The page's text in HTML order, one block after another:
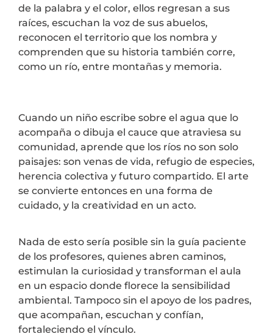
de la palabra y el color, ellos regresan a sus
raíces, escuchan la voz de sus abuelos,
reconocen el territorio que los nombra y
comprenden que su historia también corre,
como un río, entre montañas y memoria.
Cuando un niño escribe sobre el agua que lo
acompaña o dibuja el cauce que atraviesa su
comunidad, aprende que los ríos no son solo
paisajes: son venas de vida, refugio de especies,
herencia colectiva y futuro compartido. El arte
se convierte entonces en una forma de
cuidado, y la creatividad en un acto.
Nada de esto sería posible sin la guía paciente
de los profesores, quienes abren caminos,
estimulan la curiosidad y transforman el aula
en un espacio donde florece la sensibilidad
ambiental. Tampoco sin el apoyo de los padres,
que acompañan, escuchan y confían,
fortaleciendo el vínculo.